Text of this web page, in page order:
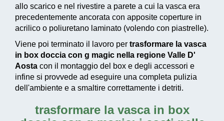
allo scarico e nel rivestire a parete a cui la vasca era
precedentemente ancorata con apposite coperture in
acrilico o poliuretano laminato (volendo con piastrelle).
Viene poi terminato il lavoro per trasformare la vasca
in box doccia con g magic nella regione Valle D'
Aosta con il montaggio del box e degli accessori e
infine si provvede ad eseguire una completa pulizia
dell'ambiente e a smaltire correttamente i detriti.
trasformare la vasca in box